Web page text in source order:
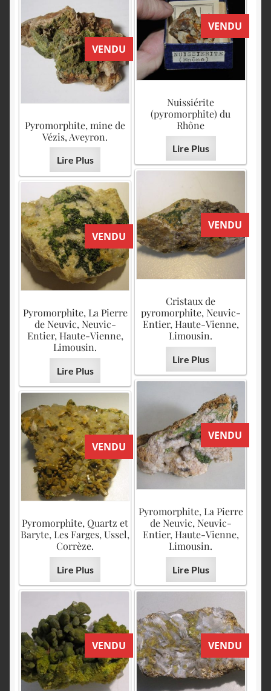
VENDU
Nuissiérite
(pyromorphite) du
Rhône
Lire Plus
VENDU
Pyromorphite, mine de
Vézis, Aveyron.
Lire Plus
VENDU
Cristaux de
pyromorphite, Neuvic-
Entier, Haute-Vienne,
Limousin.
Lire Plus
VENDU
Pyromorphite, La Pierre
de Neuvic, Neuvic-
Entier, Haute-Vienne,
Limousin.
Lire Plus
VENDU
Pyromorphite, La Pierre
de Neuvic, Neuvic-
Entier, Haute-Vienne,
Limousin.
Lire Plus
VENDU
Pyromorphite, Quartz et
Baryte, Les Farges, Ussel,
Corrèze.
Lire Plus
VENDU VENDU